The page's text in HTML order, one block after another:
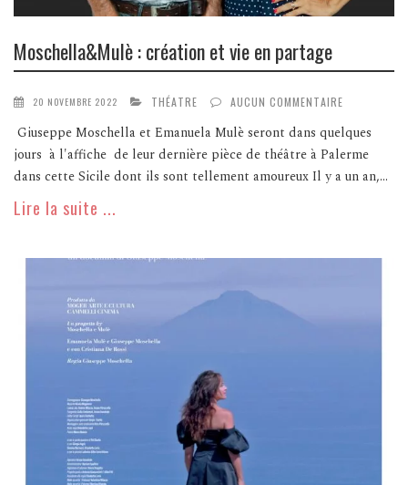
Moschella&Mulè : création et vie en partage
20 NOVEMBRE 2022 THÉATRE AUCUN COMMENTAIRE
Giuseppe Moschella et Emanuela Mulè seront dans quelques
jours à l'affiche de leur dernière pièce de théâtre à Palerme
dans cette Sicile dont ils sont tellement amoureux Il y a un an,...
Lire la suite ...